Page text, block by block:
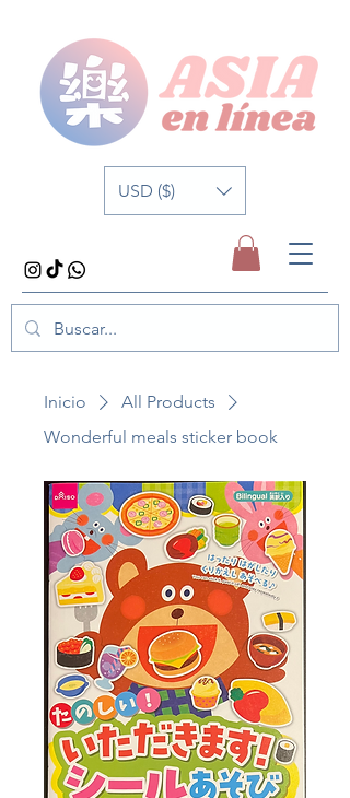
USD ($)
Inicio
All Products
Wonderful meals sticker book